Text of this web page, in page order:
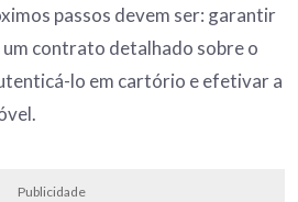
passos devem ser: garantir
contrato detalhado sobre o
lo em cartório e efetivar a
Publicidade